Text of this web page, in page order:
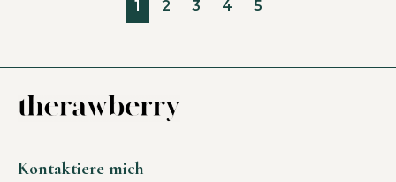
1 2 3 4 5
Kontaktiere mich